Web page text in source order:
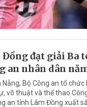
Đồng đạt giải Ba
an nhân dân
Bộ Công an tổ
võ thuật và thể thao
an tỉnh Lâm Đồng xuất